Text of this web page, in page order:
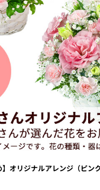
】オリジナルアレンジ（ピン